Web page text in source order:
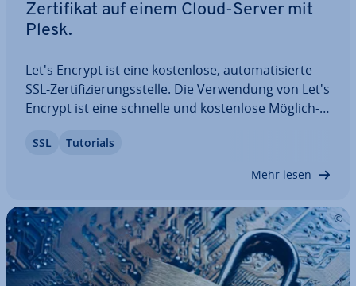
Zer­ti­fi­kat auf einem Cloud-Server mit
Plesk.
Let's Encrypt ist eine kos­ten­lo­se, au­to­ma­ti­sier­te
SSL-Zer­ti­fi­zie­rungs­stel­le. Die Ver­wen­dung von Let's
Encrypt ist eine schnelle und kos­ten­lo­se Mög­lich­
Mit Plesk können Sie mit wenigen Klicks ein Let's
SSL Tutorials
Mehr lesen